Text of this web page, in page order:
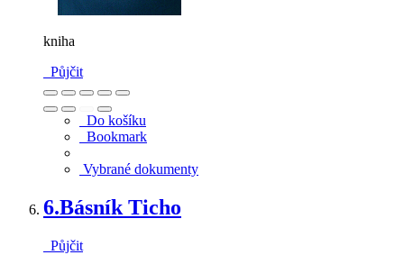
kniha
Půjčit
Do košíku
Bookmark
Vybrané dokumenty
6.Básník Ticho
Půjčit